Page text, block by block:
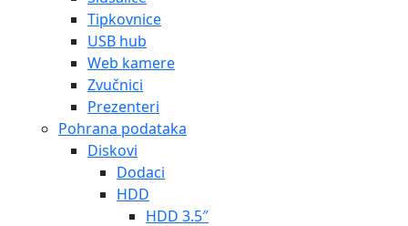
Tipkovnice
USB hub
Web kamere
Zvučnici
Prezenteri
Pohrana podataka
Diskovi
Dodaci
HDD
HDD 3.5″